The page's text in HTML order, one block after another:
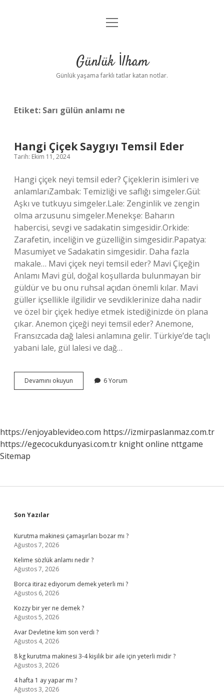
Anasayfa
Yasal Uyarı
menüyü
Günlük İlham
Günlük yaşama farklı tatlar katan notlar.
Etiket: Sarı gülün anlamı ne
Hangi Çiçek Saygıyı Temsil Eder
Tarih: Ekim 11, 2024
Hangi çiçek neyi temsil eder? Çiçeklerin isimleri ve
anlamlarıZambak: Temizliği ve saflığı simgeler.Gül:
Aşkı ve tutkuyu simgeler.Lale: Zenginlik ve zengin
olma arzusunu simgeler.Menekşe: Baharın
habercisi, sevgi ve sadakatin simgesidir.Orkide:
Zarafetin, inceliğin ve güzelliğin simgesidir.Papatya:
Masumiyet ve Sadakatin simgesidir. Daha fazla
makale… Mavi çiçek neyi temsil eder? Mavi Çiçeğin
Anlamı Mavi gül, doğal koşullarda bulunmayan bir
güldür ve bu onu ruhsal açıdan önemli kılar. Mavi
güller içsellikle ilgilidir ve sevdiklerinize daha nadir
ve özel bir çiçek hediye etmek istediğinizde ön plana
çıkar. Anemon çiçeği neyi temsil eder? Anemone,
Fransızcada dağ lalesi anlamına gelir. Türkiye’de taçlı
yabani lale, gül lalesi ve dağ…
Devamını okuyun
Çiçek
6 Yorum
https://enjoyablevideo.com https://izmirpaslanmaz.com.tr
https://egecocukdunyasi.com.tr knight online nttgame
Sitemap
Sidebar
Son Yazılar
Kurutma makinesi çamaşırları bozar mı ?
Ağustos 7, 2026
Kelime sözlük anlamı nedir ?
Ağustos 7, 2026
Borca itiraz ediyorum demek yeterli mi ?
Ağustos 6, 2026
Kozzy bir yer ne demek ?
Ağustos 5, 2026
Avar Devletine kim son verdi ?
Ağustos 4, 2026
8 kg kurutma makinesi 3-4 kişilik bir aile için yeterli midir ?
Ağustos 3, 2026
4 hafta 1 ay yapar mı ?
Ağustos 3, 2026